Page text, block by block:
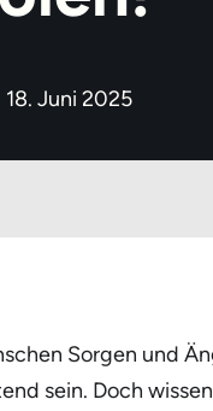
18. Juni 2025
Sorgen und
sein. Doch